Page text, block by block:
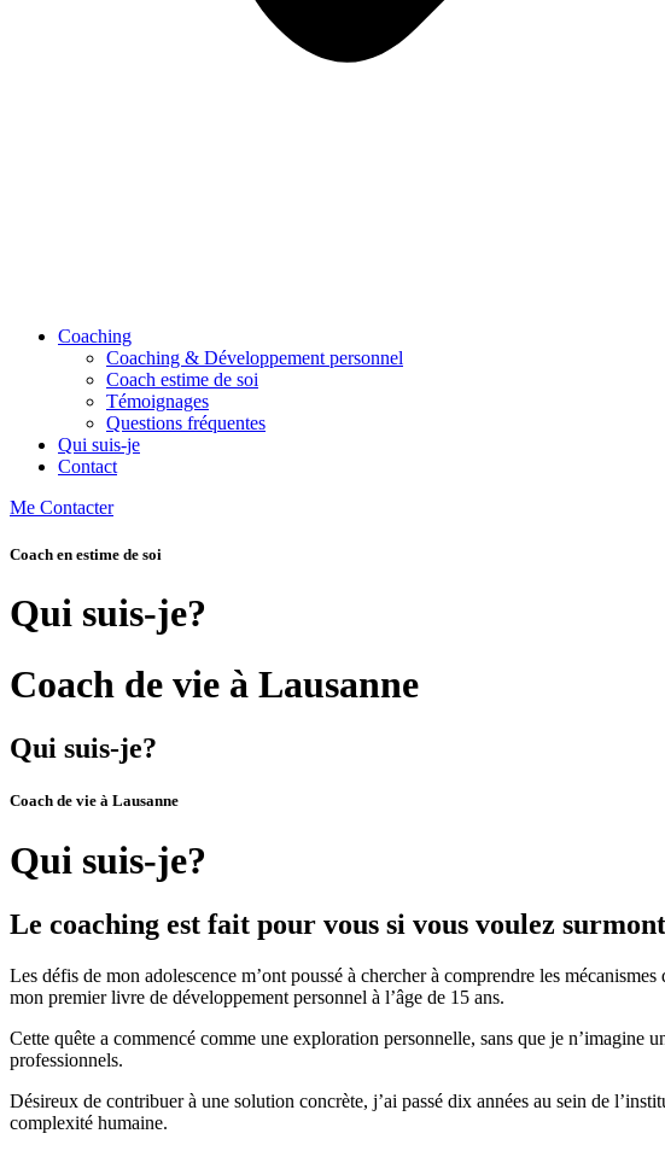
Coaching
Coaching & Développement personnel
Coach estime de soi
Témoignages
Questions fréquentes
Qui suis-je
Contact
Me Contacter
Coach en estime de soi
Qui suis-je?
Coach de vie à Lausanne
Qui suis-je?
Coach de vie à Lausanne
Qui suis-je?
Le coaching est fait pour vous si vous voulez
Les défis de mon adolescence m’ont poussé à chercher à comprendre les
mon premier livre de développement personnel à l’âge de 15 ans.
Cette quête a commencé comme une exploration personnelle, sans que je
professionnels.
Désireux de contribuer à une solution concrète, j’ai passé dix années au sein de
complexité humaine.